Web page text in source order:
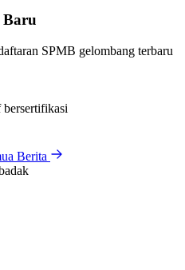
Baru
SPMB gelombang terbaru
Berita